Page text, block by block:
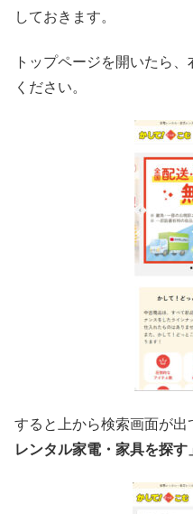
しておきます。
トップページを開いたら、
ください。
すると上から検索画面が出
レンタル家電・家具を探す